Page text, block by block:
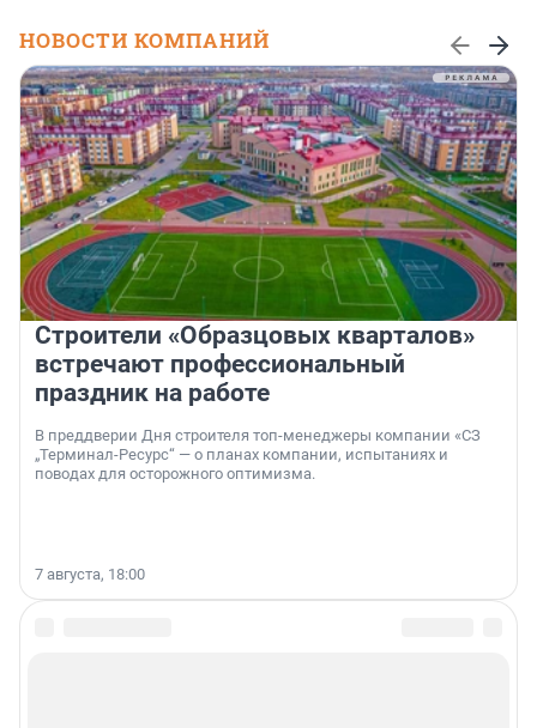
НОВОСТИ КОМПАНИЙ
Строители «Образцовых кварталов»
встречают профессиональный
праздник на работе
В преддверии Дня строителя топ-менеджеры компании «СЗ
„Терминал-Ресурс“ — о планах компании, испытаниях и
поводах для осторожного оптимизма.
7 августа, 18:00